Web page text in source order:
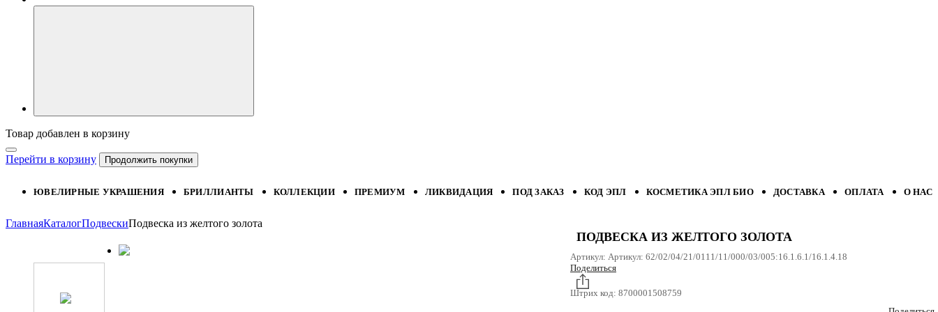
Товар добавлен в корзину
Перейти в корзину Продолжить покупки
ЮВЕЛИРНЫЕ УКРАШЕНИЯ БРИЛЛИАНТЫ КОЛЛЕКЦИИ ПРЕМИУМ ЛИКВИДАЦИЯ ПОД ЗАКАЗ КОД ЭПЛ КОСМЕТИКА ЭПЛ БИО ДОСТАВКА ОПЛАТА О НАС
ГлавнаяКаталогПодвескиПодвеска из желтого золота
ПОДВЕСКА ИЗ ЖЕЛТОГО ЗОЛОТА
Артикул: Артикул: 62/02/04/21/0111/11/000/03/005:16.1.6.1/16.1.4.18
Поделиться
Штрих код: 8700001508759